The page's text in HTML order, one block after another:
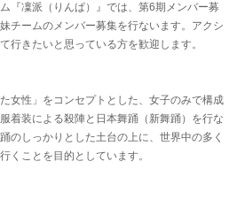
『凜派（りんぱ）』では、第6期メンバー募
チームのメンバー募集を行ないます。アクシ
行きたいと思っている方を歓迎します。
女性」をコンセプトとした、女子のみで構成
着装による殺陣と日本舞踊（新舞踊）を行な
のしっかりとした土台の上に、世界中の多く
くことを目的としています。